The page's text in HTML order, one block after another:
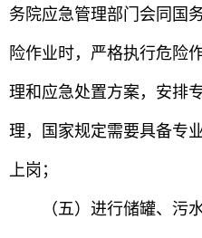
务院应急管理部门会同国
险作业时，严格执行危险
理和应急处置方案，安排
理，国家规定需要具备专
上岗；
（五）进行储罐、污水